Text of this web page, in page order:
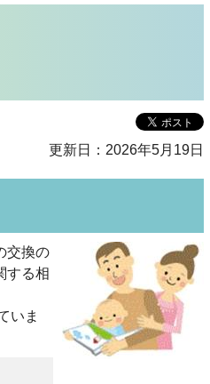
更新日：2026年5月19日
交換の
する相
いま